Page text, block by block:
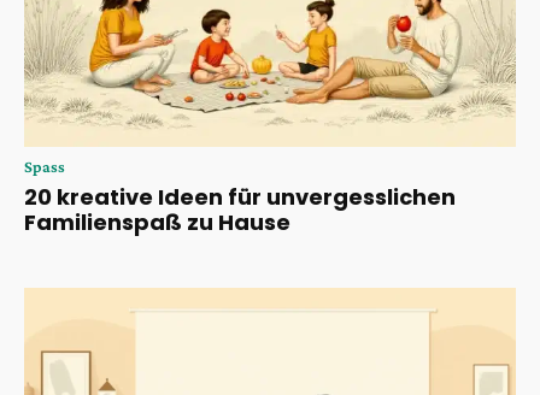
Spass
20 kreative Ideen für unvergesslichen
Familienspaß zu Hause